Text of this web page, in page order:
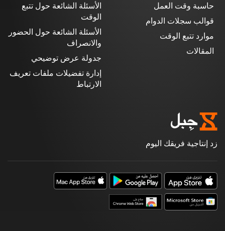
حاسبة وقت العمل
قوالب سجلات الدوام
موارد تتبع الوقت
المقالات
الأسئلة الشائعة حول تتبع
الوقت
الأسئلة الشائعة حول الحضور
والانصراف
جدولة عرض توضيحي
إدارة تفضيلات ملفات تعريف
الارتباط
زد إنتاجية فريقك اليوم